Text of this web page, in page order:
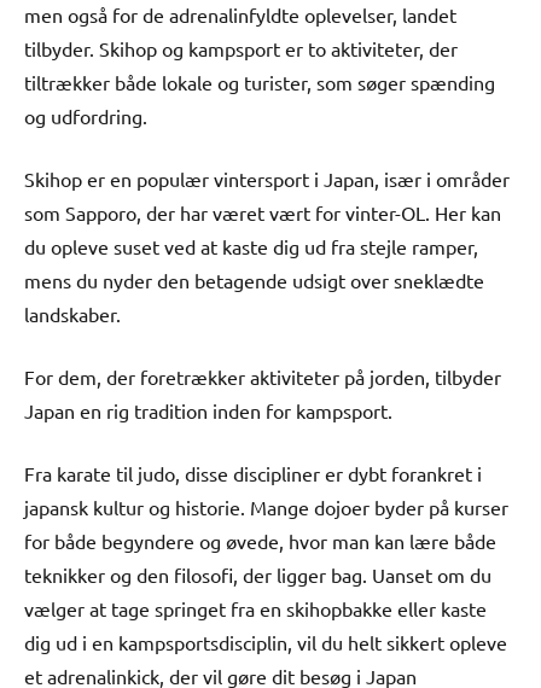
men også for de adrenalinfyldte oplevelser, landet
tilbyder. Skihop og kampsport er to aktiviteter, der
tiltrækker både lokale og turister, som søger spænding
og udfordring.
Skihop er en populær vintersport i Japan, især i områder
som Sapporo, der har været vært for vinter-OL. Her kan
du opleve suset ved at kaste dig ud fra stejle ramper,
mens du nyder den betagende udsigt over sneklædte
landskaber.
For dem, der foretrækker aktiviteter på jorden, tilbyder
Japan en rig tradition inden for kampsport.
Fra karate til judo, disse discipliner er dybt forankret i
japansk kultur og historie. Mange dojoer byder på kurser
for både begyndere og øvede, hvor man kan lære både
teknikker og den filosofi, der ligger bag. Uanset om du
vælger at tage springet fra en skihopbakke eller kaste
dig ud i en kampsportsdisciplin, vil du helt sikkert opleve
et adrenalinkick, der vil gøre dit besøg i Japan